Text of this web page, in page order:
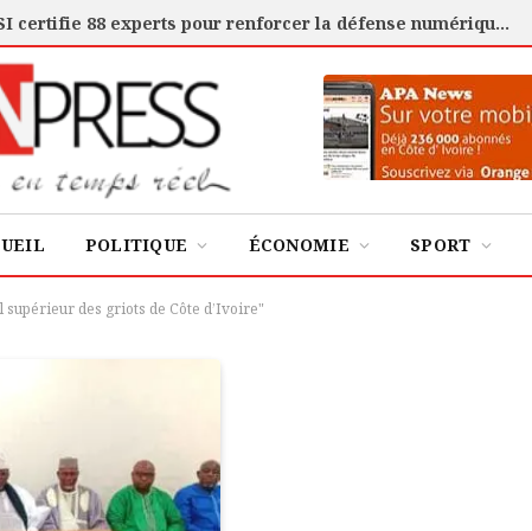
Cybersécurité : l’ANSSI certifie 88 experts pour renforcer la défense numérique de la Côte d’Ivoire
POLITIQUE ÉCONOMIE SPORT
supérieur des griots de Côte d’Ivoire"